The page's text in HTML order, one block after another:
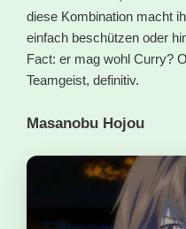
diese Kombination macht
einfach beschützen oder
Fact: er mag wohl Curry?
Teamgeist, definitiv.
Masanobu Hojou